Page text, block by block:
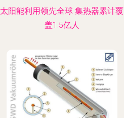
太阳能利用领先全球 集热器累计覆
盖1.5亿人